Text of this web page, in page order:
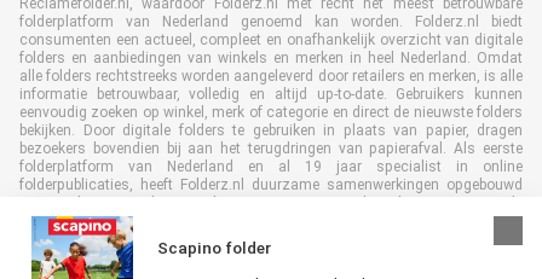
Scapino folder
Reclamefolder.nl, waardoor Folderz.nl met recht het meest betrouwbare
folderplatform van Nederland genoemd kan worden. Folderz.nl biedt
consumenten een actueel, compleet en onafhankelijk overzicht van digitale
folders en aanbiedingen van winkels en merken in heel Nederland. Omdat
alle folders rechtstreeks worden aangeleverd door retailers en merken, is alle
informatie betrouwbaar, volledig en altijd up-to-date. Gebruikers kunnen
eenvoudig zoeken op winkel, merk of categorie en direct de nieuwste folders
bekijken. Door digitale folders te gebruiken in plaats van papier, dragen
bezoekers bovendien bij aan het terugdringen van papierafval. Als eerste
folderplatform van Nederland en al 19 jaar specialist in online
folderpublicaties, heeft Folderz.nl duurzame samenwerkingen opgebouwd
speler in de digitale foldermarkt.